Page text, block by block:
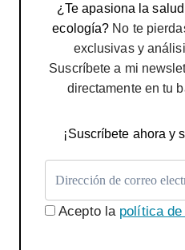
¿Te apasiona la
ecología? No te
exclusivas y
Suscríbete a mi
directamente en tu
¡Suscríbete ahora y
Acepto la política